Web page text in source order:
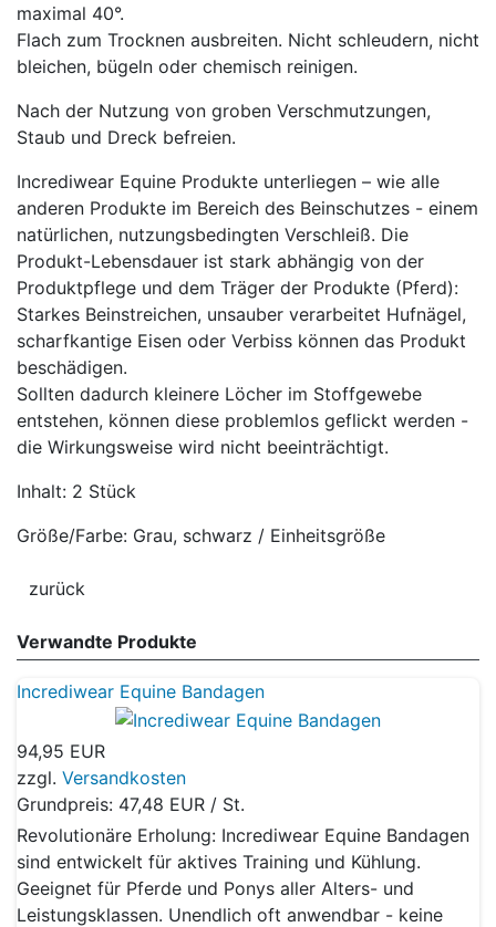
maximal 40°.
Flach zum Trocknen ausbreiten. Nicht schleudern, nicht
bleichen, bügeln oder chemisch reinigen.
Nach der Nutzung von groben Verschmutzungen,
Staub und Dreck befreien.
Incrediwear Equine Produkte unterliegen – wie alle
anderen Produkte im Bereich des Beinschutzes - einem
natürlichen, nutzungsbedingten Verschleiß. Die
Produkt-Lebensdauer ist stark abhängig von der
Produktpflege und dem Träger der Produkte (Pferd):
Starkes Beinstreichen, unsauber verarbeitet Hufnägel,
scharfkantige Eisen oder Verbiss können das Produkt
beschädigen.
Sollten dadurch kleinere Löcher im Stoffgewebe
entstehen, können diese problemlos geflickt werden -
die Wirkungsweise wird nicht beeinträchtigt.
Inhalt: 2 Stück
Größe/Farbe: Grau, schwarz / Einheitsgröße
Verwandte Produkte
Incrediwear Equine Bandagen
94,95 EUR
zzgl. Versandkosten
Grundpreis: 47,48 EUR / St.
Revolutionäre Erholung: Incrediwear Equine Bandagen
sind entwickelt für aktives Training und Kühlung.
Geeignet für Pferde und Ponys aller Alters- und
Leistungsklassen. Unendlich oft anwendbar - keine